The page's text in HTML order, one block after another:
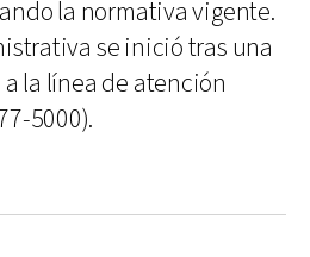
la normativa vigente.
se inició tras una
la línea de atención
5000).